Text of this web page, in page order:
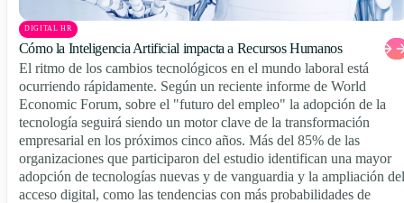
DIGITAL HR
Cómo la Inteligencia Artificial impacta a Recursos Humanos
El ritmo de los cambios tecnológicos en el mundo laboral está
ocurriendo rápidamente. Según un reciente informe de World
Economic Forum, sobre el "futuro del empleo" la adopción de la
tecnología seguirá siendo un motor clave de la transformación
empresarial en los próximos cinco años. Más del 85% de las
organizaciones que participaron del estudio identifican una mayor
adopción de tecnologías nuevas y de vanguardia y la ampliación del
acceso digital, como las tendencias con más probabilidades de